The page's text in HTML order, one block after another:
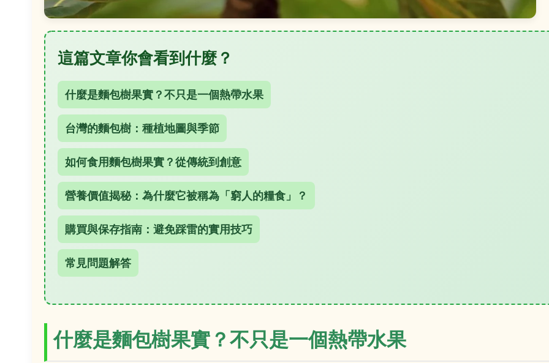
這篇文章你會看到什麼？
什麼是麵包樹果實？不只是一個熱帶水果
台灣的麵包樹：種植地圖與季節
如何食用麵包樹果實？從傳統到創意
營養價值揭秘：為什麼它被稱為「窮人的糧食」？
購買與保存指南：避免踩雷的實用技巧
常見問題解答
什麼是麵包樹果實？不只是一個熱帶水果